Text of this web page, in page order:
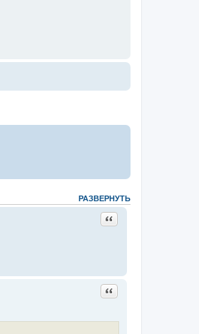
РАЗВЕРНУТЬ
Цитата Dmitriy
Цитата geval